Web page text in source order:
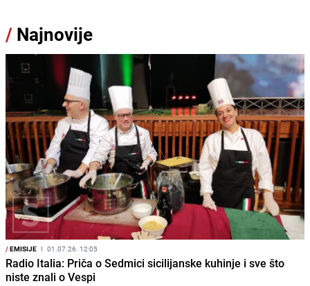
/ Najnovije
/EMISIJE I 01.07.26. 12:05
Radio Italia: Priča o Sedmici sicilijanske kuhinje i sve što
niste znali o Vespi